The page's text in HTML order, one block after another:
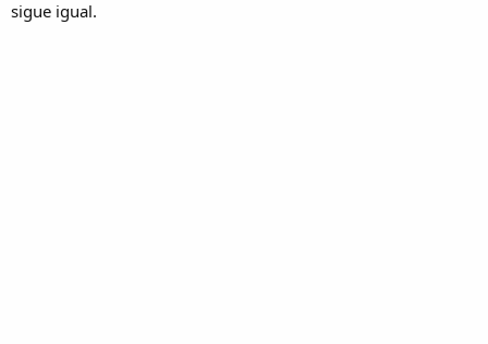
sigue igual.